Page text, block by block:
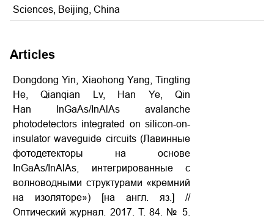
Sciences, Beijing, China
Articles
Dongdong Yin, Xiaohong Yang, Tingting
He, Qianqian Lv, Han Ye, Qin
Han InGaAs/InAlAs avalanche
photodetectors integrated on silicon-on-
insulator waveguide circuits (Лавинные
фотодетекторы на основе
InGaAs/InAlAs, интегрированные с
волноводными структурами «кремний
на изоляторе») [на англ. яз.] //
Оптический журнал. 2017. Т. 84. № 5.